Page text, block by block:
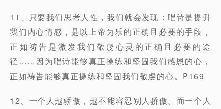
11、只要我们思考人性，我们就会发现：唱诗是提升
我们内心情感，是以上帝为乐的正确且必要的手段，
正如祷告是激发我们敬虔心灵的正确且必要的途
径……因为唱诗能够真正操练和坚固我们感恩的心，
正如祷告能够真正操练和坚固我们敬虔的心。P169
12、一个人越骄傲，越不能容忍别人骄傲。而一个人